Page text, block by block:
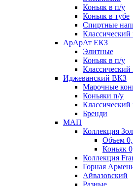
Коньяк в п/у
Коньяк в тубе
Спиртные
Классический
АрАрАт ЕКЗ
Элитные
Коньяк в п/у
Классический
Иджеванский ВКЗ
Марочные
Коньяки п/у
Классический
Бренди
МАП
Коллекция
Объем
Коньяк
Коллекция
Горная
Айвазовский
Разные